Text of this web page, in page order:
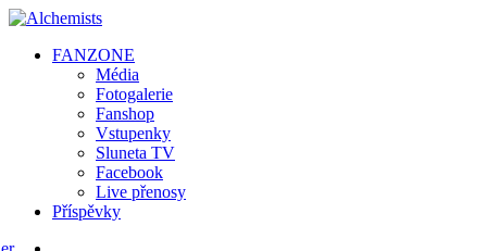
FANZONE
Média
Fotogalerie
Fanshop
Vstupenky
Sluneta TV
Facebook
Live přenosy
Příspěvky